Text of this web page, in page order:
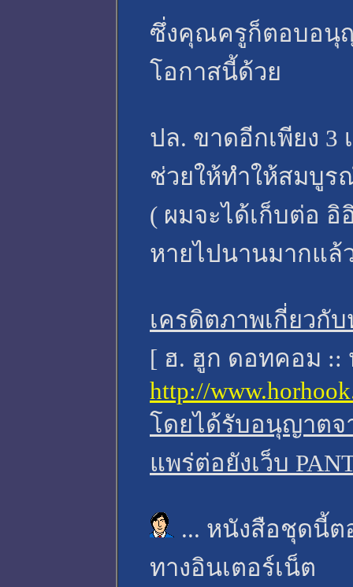
ซึ่งคุณครูก็ตอบอนุ
โอกาสนี้ด้วย
ปล. ขาดอีกเพียง 3
ช่วยให้ทำให้สมบูร
( ผมจะได้เก็บต่อ อิ
หายไปนานมากแล้
เครดิตภาพเกี่ยวกั
[ ฮ. ฮูก ดอทคอม ::
http://
โดยได้รับอนุญาต
แพร่ต่อยังเว็บ
... หนังสือชุดนี้ต
ทางอินเตอร์เน็ต